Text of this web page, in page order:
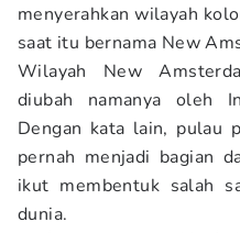
menyerahkan wilayah
saat itu bernama New
Wilayah New
diubah namanya oleh
Dengan kata lain, pulau
pernah menjadi bagian
ikut membentuk salah
dunia.